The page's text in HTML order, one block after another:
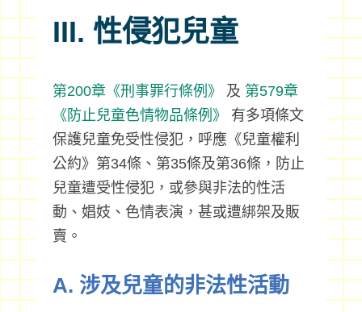
III. 性侵犯兒童
第200章《刑事罪行條例》 及 第579章
《防止兒童色情物品條例》
有多項條文
保護兒童免受性侵犯，呼應《兒童權利
公約》第34條、第35條及第36條，防止
兒童遭受性侵犯，或參與非法的性活
動、娼妓、色情表演，甚或遭綁架及販
賣。
A. 涉及兒童的非法性活動